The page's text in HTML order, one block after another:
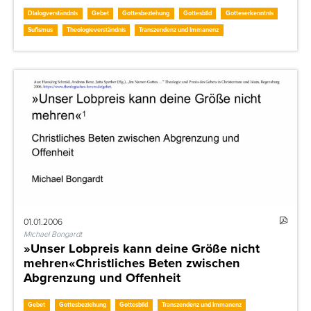
Dialogverständnis Gebet Gottesbeziehung Gottesbild
Gotteserkenntnis
Sufismus
Theologieverständnis Transzendenz und Immanenz
01.01.2006
Michael Bongardt
»Unser Lobpreis kann deine Größe nicht
mehren«Christliches Beten zwischen
Abgrenzung und Offenheit
Gebet Gottesbeziehung Gottesbild Transzendenz und Immanenz